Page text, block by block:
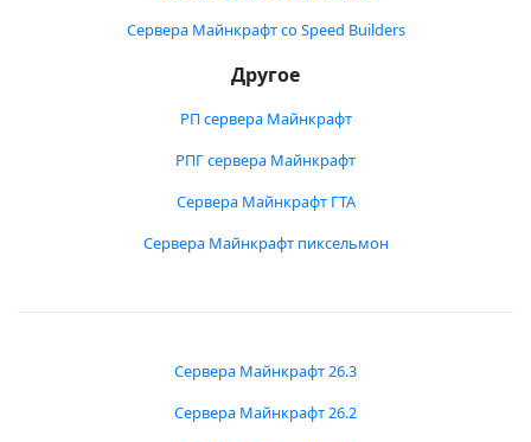
Сервера Майнкрафт со Speed Builders
Другое
РП сервера Майнкрафт
РПГ сервера Майнкрафт
Сервера Майнкрафт ГТА
Сервера Майнкрафт пиксельмон
Сервера Майнкрафт 26.3
Сервера Майнкрафт 26.2